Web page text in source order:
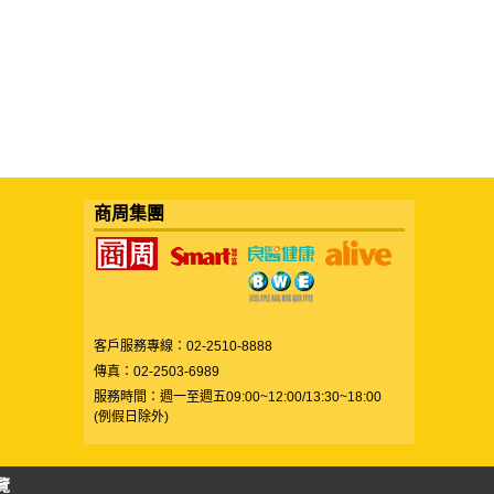
商周集團
客戶服務專線：02-2510-8888
傳真：02-2503-6989
服務時間：週一至週五09:00~12:00/13:30~18:00
(例假日除外)